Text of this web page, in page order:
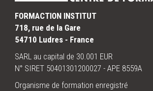
FORMACTION INSTITUT
718, rue de la Gare
54710 Ludres - France
SARL au capital de 30.001 EUR
N° SIRET 50401301200027 - APE 8559A
Organisme de formation enregistré